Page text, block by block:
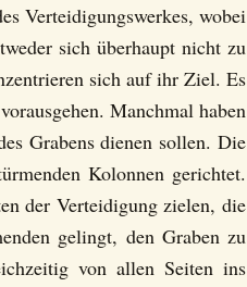
Verteidigungswerkes, wobei
sich überhaupt nicht zu
sich auf ihr Ziel. Es
Manchmal haben
Grabens dienen sollen. Die
Kolonnen gerichtet.
der Verteidigung zielen, die
gelingt, den Graben zu
von allen Seiten ins